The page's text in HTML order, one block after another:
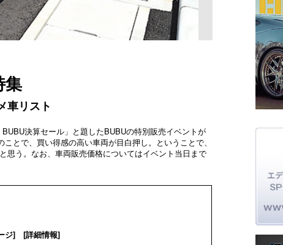
集
車リスト
決算セール」と題したBUBUの特別販売イベントが
とで、買い得感の高い車両が目白押し。ということで、
思う。なお、車両販売価格についてはイベント当日まで
ジ] [詳細情報]